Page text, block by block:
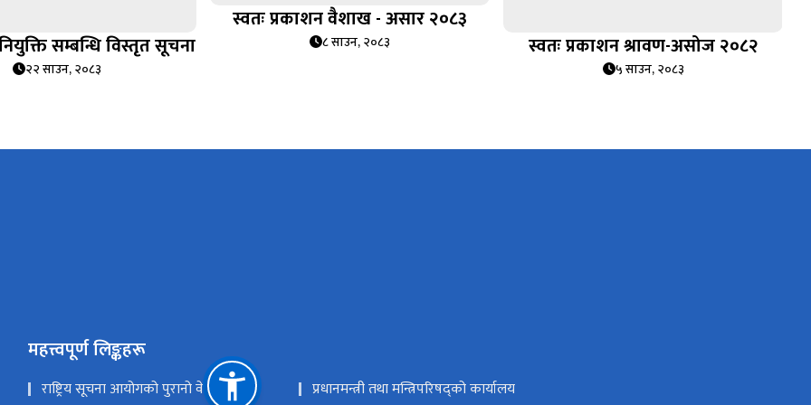
सम्बन्धि विस्तृत सूचना
२२ साउन, २०८३
स्वतः प्रकाशन वैशाख - असार २०८३
८ साउन, २०८३ स्वतः प्रकाशन श्रावण-असोज २०८२
५ साउन, २०८३
महत्त्वपूर्ण लिङ्कहरू
राष्ट्रिय सूचना आयोगको पुरानो वेवसाइट प्रधानमन्त्री तथा मन्त्रिपरिषद्को कार्यालय